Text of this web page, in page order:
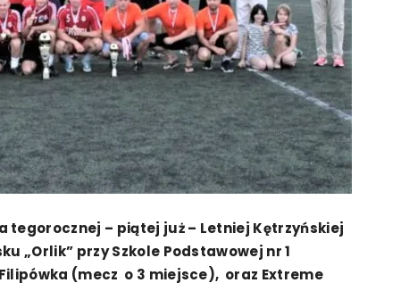
tegorocznej – piątej już – Letniej Kętrzyńskiej
„Orlik” przy Szkole Podstawowej nr 1
(mecz o 3 miejsce), oraz Extreme